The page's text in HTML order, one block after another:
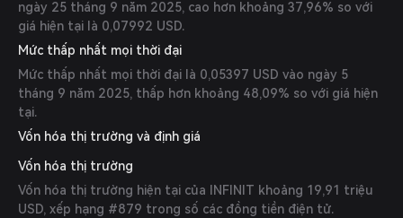
ngày 25 tháng 9 năm 2025, cao hơn khoảng 37,96% so với
giá hiện tại là 0,07992 USD.
Mức thấp nhất mọi thời đại
Mức thấp nhất mọi thời đại là 0,05397 USD vào ngày 5
tháng 9 năm 2025, thấp hơn khoảng 48,09% so với giá hiện
tại.
Vốn hóa thị trường và định giá
Vốn hóa thị trường
Vốn hóa thị trường hiện tại của INFINIT khoảng 19,91 triệu
USD, xếp hạng #879 trong số các đồng tiền điện tử.